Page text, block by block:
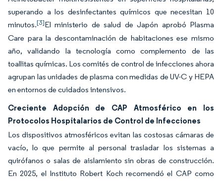
superando a los desinfectantes químicos que necesitan 10
minutos.[3]El ministerio de salud de Japón aprobó Plasma
Care para la descontaminación de habitaciones ese mismo
año, validando la tecnología como complemento de las
toallitas químicas. Los comités de control de infecciones ahora
agrupan las unidades de plasma con medidas de UV-C y HEPA
en entornos de cuidados intensivos.
Creciente Adopción de CAP Atmosférico en los
Protocolos Hospitalarios de Control de Infecciones
Los dispositivos atmosféricos evitan las costosas cámaras de
vacío, lo que permite al personal trasladar los sistemas a
quirófanos o salas de aislamiento sin obras de construcción.
En 2025, el Instituto Robert Koch recomendó el CAP como